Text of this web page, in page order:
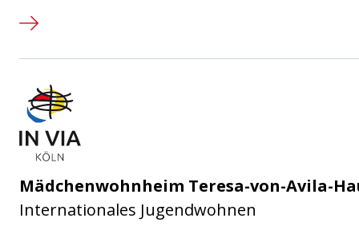
Mädchenwohnheim Teresa-von-Avila-
Internationales Jugendwohnen